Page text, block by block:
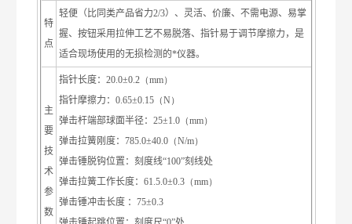
特
点
轻便（比同类产品省力2/3）、灵活、价廉、不需电源、易掌
握、按钮采用拉伸工艺不易脱落、指针易于调节摩擦力，是
适合现场使用的无损检测的*仪器。
主
要
技
术
参
数
指针长度： 20.0±0.2（mm）
指针摩擦力： 0.65±0.15（N）
弹击杆端部球面半径： 25±1.0（mm）
弹击拉簧刚度： 785.0±40.0（N/m）
弹击锤脱钩位置：刻度线“100”刻线处
弹击拉簧工作长度： 61.5.0±0.3（mm）
弹击锤冲击长度 ： 75±0.3